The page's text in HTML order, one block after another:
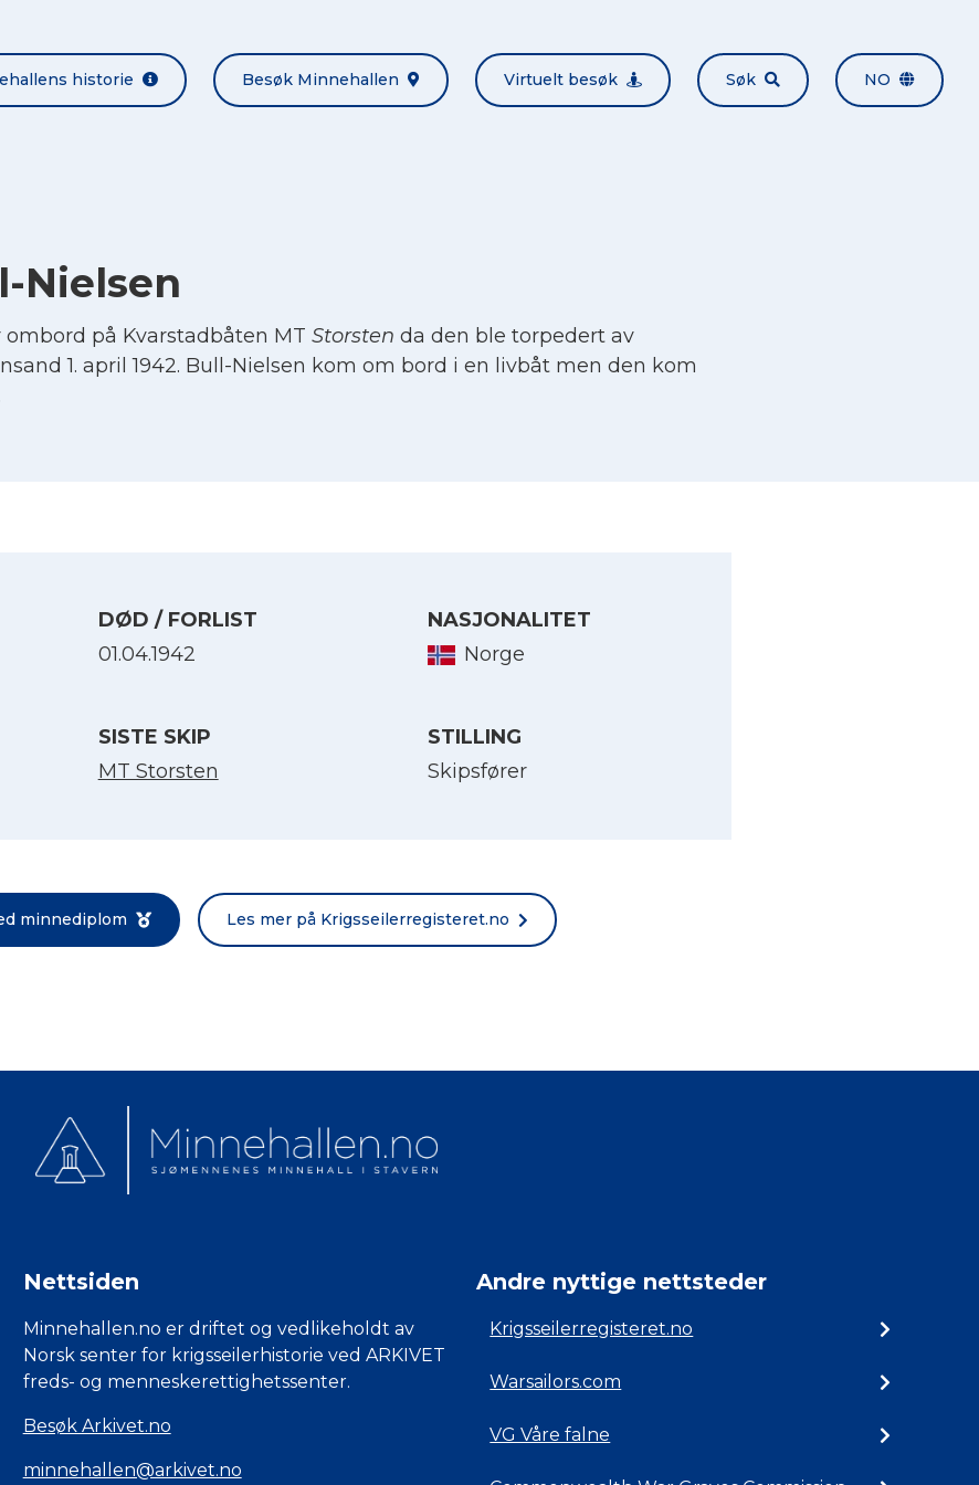
historie Besøk Minnehallen Virtuelt besøk Søk NO
Nielsen
på Kvarstadbåten MT Storsten da den ble torpedert av
1. april 1942. Bull-Nielsen kom om bord i en livbåt men den kom
DØD / FORLIST
01.04.1942
NASJONALITET
Norge
SISTE SKIP
MT Storsten
STILLING
Skipsfører
minnediplom Les mer på Krigsseilerregisteret.no
Nettsiden
Minnehallen.no er driftet og vedlikeholdt av
Norsk senter for krigsseilerhistorie ved ARKIVET
freds- og menneskerettighetssenter.
Besøk Arkivet.no
minnehallen@arkivet.no
Andre nyttige nettsteder
Krigsseilerregisteret.no
Warsailors.com
VG Våre falne
Velg språk
Norsk bokmål